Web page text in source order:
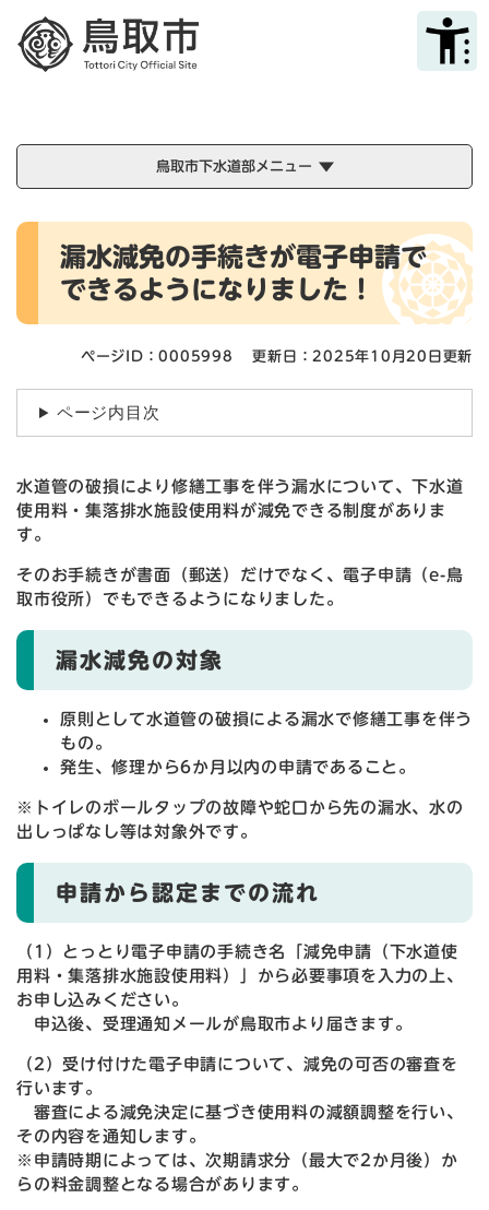
メニューを飛ばして本文へ
鳥取市下水道部メニュー
本
漏水減免の手続きが電子申請で
できるようになりました！
ページID：0005998 更新日：2025年10月20日更新
ページ内目次
水道管の破損により修繕工事を伴う漏水について、下水道
使用料・集落排水施設使用料が減免できる制度がありま
す。
そのお手続きが書面（郵送）だけでなく、電子申請（e-鳥
取市役所）でもできるようになりました。
漏水減免の対象
原則として水道管の破損による漏水で修繕工事を伴う
もの。
発生、修理から6か月以内の申請であること。
※トイレのボールタップの故障や蛇口から先の漏水、水の
出しっぱなし等は対象外です。
申請から認定までの流れ
（1）とっとり電子申請の手続き名「減免申請（下水道使
用料・集落排水施設使用料）」から必要事項を入力の上、
お申し込みください。
申込後、受理通知メールが鳥取市より届きます。
（2）受け付けた電子申請について、減免の可否の審査を
行います。
審査による減免決定に基づき使用料の減額調整を行い、
その内容を通知します。
※申請時期によっては、次期請求分（最大で2か月後）か
らの料金調整となる場合があります。